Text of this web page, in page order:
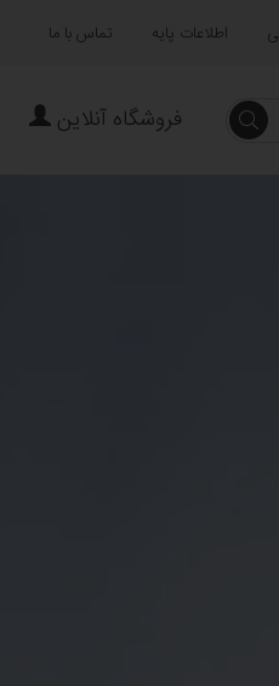
اطلاعات پایه تماس با ما
جستجو فروشگاه آنلاین